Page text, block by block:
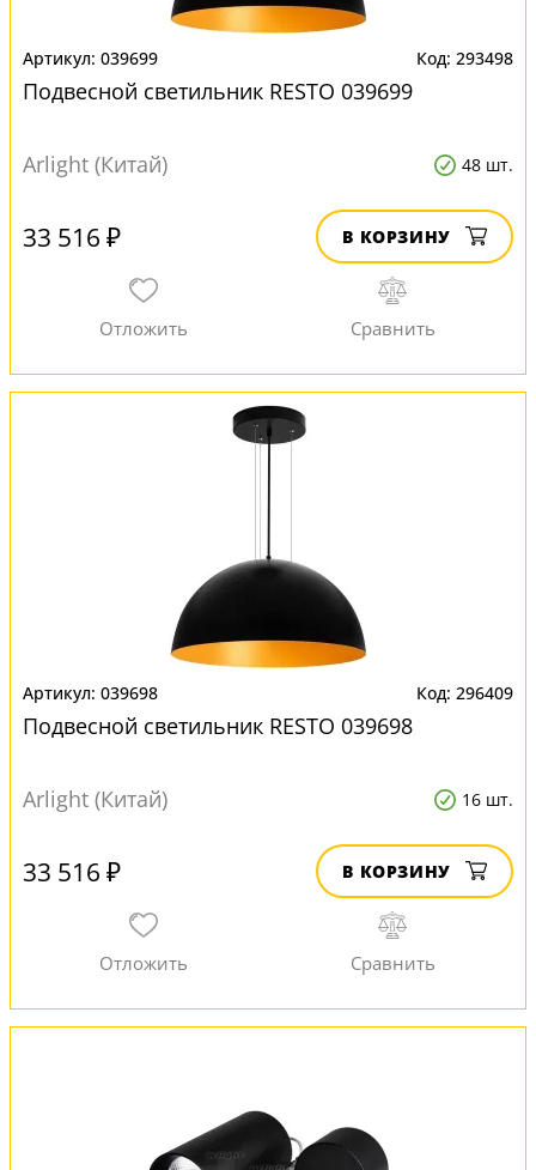
039699 293498
Подвесной светильник RESTO 039699
Arlight (Китай) 48 шт.
33 516 ₽ В КОРЗИНУ
039698 296409
Подвесной светильник RESTO 039698
Arlight (Китай) 16 шт.
33 516 ₽ В КОРЗИНУ